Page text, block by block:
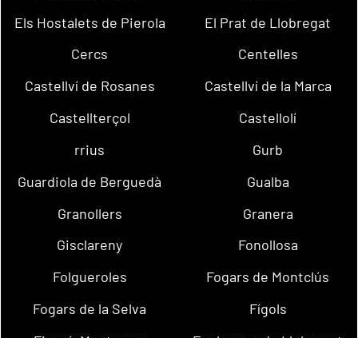
Els Hostalets de Pierola
El Prat de Llobregat
Cercs
Centelles
Castellví de Rosanes
Castellví de la Marca
Castellterçol
Castellolí
rrius
Gurb
Guardiola de Berguedà
Gualba
Granollers
Granera
Gisclareny
Fonollosa
Folgueroles
Fogars de Montclús
Fogars de la Selva
Fígols